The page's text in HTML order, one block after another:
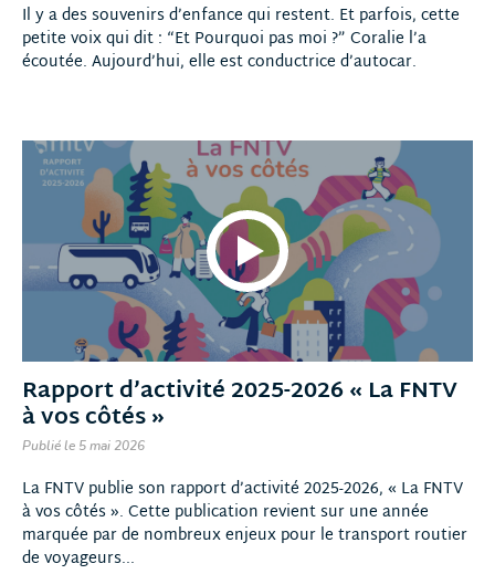
Il y a des souvenirs d’enfance qui restent. Et parfois, cette
petite voix qui dit : “Et Pourquoi pas moi ?” Coralie l’a
écoutée. Aujourd’hui, elle est conductrice d’autocar.
Rapport d’activité 2025-2026 « La FNTV
à vos côtés »
Publié le 5 mai 2026
La FNTV publie son rapport d’activité 2025-2026, « La FNTV
à vos côtés ». Cette publication revient sur une année
marquée par de nombreux enjeux pour le transport routier
de voyageurs...